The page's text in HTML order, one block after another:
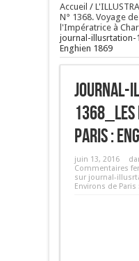
Accueil /
N° 1368. Voyage
l'Impératrice à
journal-illusrtation-
Enghien 1869
journal-
Paris :
juin 13, 2016
Commentaires
sur journal-
Environs de Paris